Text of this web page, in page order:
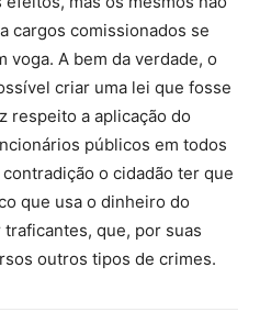
cargos comissionados se
voga. A bem da verdade, o
criar uma lei que fosse
respeito a aplicação do
públicos em todos
o cidadão ter que
que usa o dinheiro do
que, por suas
outros tipos de crimes.